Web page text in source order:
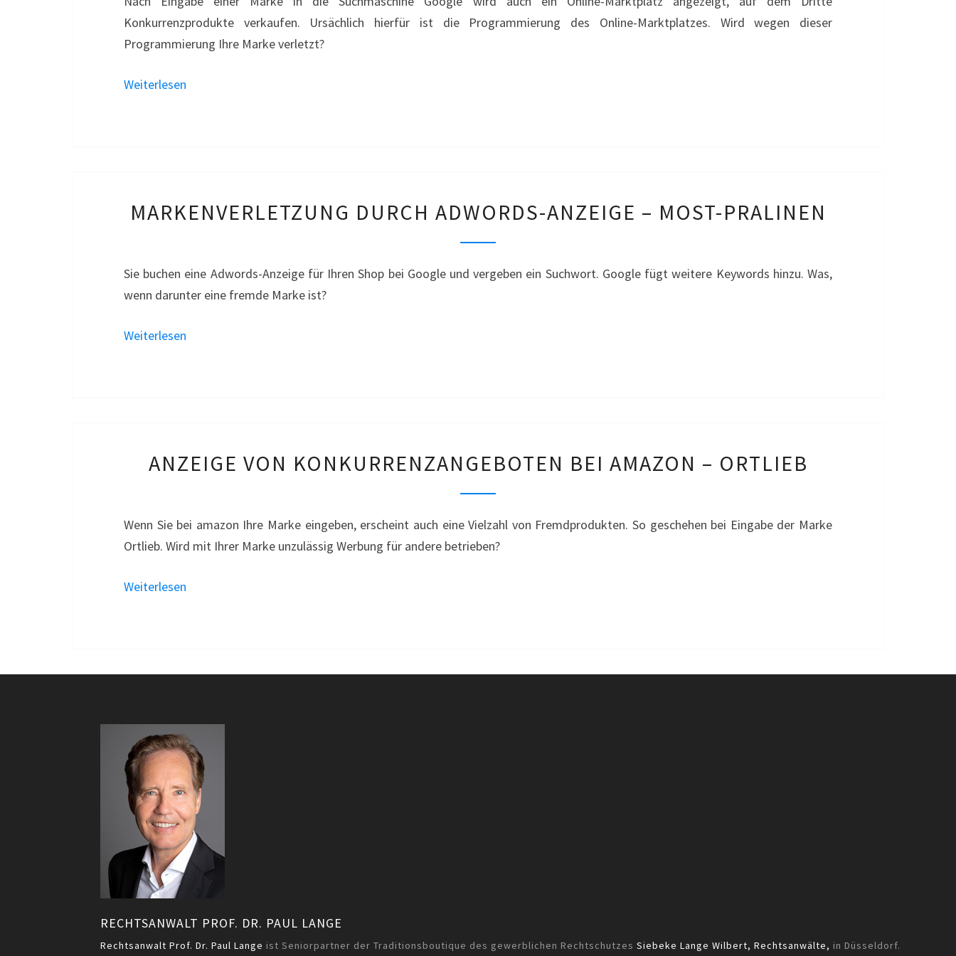
–
POSTERLOUNGE
Konkurrenzprodukte verkaufen. Ursächlich hierfür ist die Programmierung des Online-Marktplatzes. Wird wegen dieser
Programmierung Ihre Marke verletzt?
Weiterlesen
DURCH
–
MARKENVERLETZUNG DURCH ADWORDS-ANZEIGE – MOST-PRALINEN
Sie buchen eine Adwords-Anzeige für Ihren Shop bei Google und vergeben ein Suchwort. Google fügt weitere Keywords hinzu. Was,
wenn darunter eine fremde Marke ist?
Weiterlesen
VON
AMAZON
–
ANZEIGE VON KONKURRENZANGEBOTEN BEI AMAZON – ORTLIEB
Wenn Sie bei amazon Ihre Marke eingeben, erscheint auch eine Vielzahl von Fremdprodukten. So geschehen bei Eingabe der Marke
Ortlieb. Wird mit Ihrer Marke unzulässig Werbung für andere betrieben?
Weiterlesen
RECHTSANWALT PROF. DR. PAUL LANGE
Rechtsanwalt Prof. Dr. Paul Lange ist Seniorpartner der Traditionsboutique des gewerblichen Rechtschutzes Siebeke Lange Wilbert, Rechtsanwälte, in Düsseldorf.